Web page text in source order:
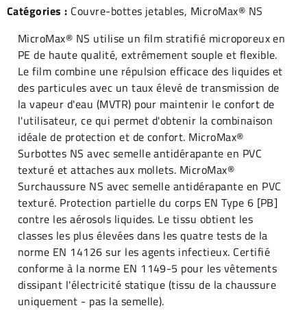
Catégories : Couvre-bottes jetables, MicroMax® NS
MicroMax® NS utilise un film stratifié microporeux en
PE de haute qualité, extrêmement souple et flexible.
Le film combine une répulsion efficace des liquides et
des particules avec un taux élevé de transmission de
la vapeur d'eau (MVTR) pour maintenir le confort de
l'utilisateur, ce qui permet d'obtenir la combinaison
idéale de protection et de confort. MicroMax®
Surbottes NS avec semelle antidérapante en PVC
texturé et attaches aux mollets. MicroMax®
Surchaussure NS avec semelle antidérapante en PVC
texturé. Protection partielle du corps EN Type 6 [PB]
contre les aérosols liquides. Le tissu obtient les
classes les plus élevées dans les quatre tests de la
norme EN 14126 sur les agents infectieux. Certifié
conforme à la norme EN 1149-5 pour les vêtements
dissipant l'électricité statique (tissu de la chaussure
uniquement - pas la semelle).